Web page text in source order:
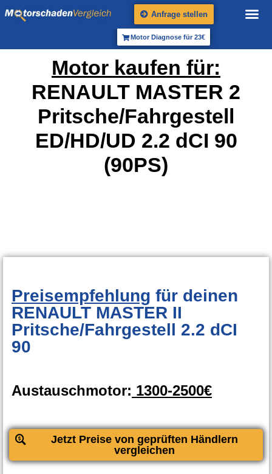
Anfrage stellen
Motor Diagnose für 23€
Motor kaufen für:
RENAULT MASTER 2
Pritsche/Fahrgestell
ED/HD/UD 2.2 dCI 90
(90PS)
Preisempfehlung für deinen
RENAULT MASTER II
Pritsche/Fahrgestell 2.2 dCI
90
Austauschmotor: 1300-2500€
Jetzt Preise von geprüften Händlern
vergleichen